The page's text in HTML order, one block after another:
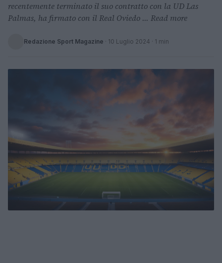
recentemente terminato il suo contratto con la UD Las
Palmas, ha firmato con il Real Oviedo ... Read more
Redazione Sport Magazine · 10 Luglio 2024 · 1 min